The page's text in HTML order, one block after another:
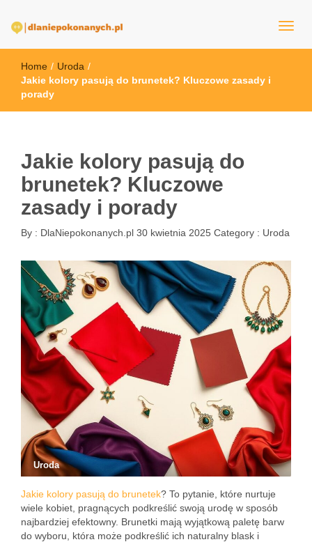
dlaNiepokonanych.pl
Home / Uroda /
Jakie kolory pasują do brunetek? Kluczowe zasady i
porady
Jakie kolory pasują do
brunetek? Kluczowe
zasady i porady
By : DlaNiepokonanych.pl 30 kwietnia 2025 Category : Uroda
Uroda
Jakie kolory pasują do brunetek? To pytanie, które nurtuje
wiele kobiet, pragnących podkreślić swoją urodę w sposób
najbardziej efektowny. Brunetki mają wyjątkową paletę barw
do wyboru, która może podkreślić ich naturalny blask i